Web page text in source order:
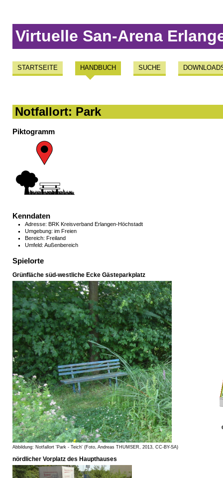
Virtuelle San-Arena
STARTSEITE HANDBUCH SUCHE
Notfallort: Park
Piktogramm
Kenndaten
Adresse: BRK Kreisverband Erlangen-Höchstadt
Umgebung: im Freien
Bereich: Freiland
Umfeld: Außenbereich
Spielorte
Grünfläche süd-westliche Ecke Gästeparkplatz
Abbildung: Notfallort 'Park - Teich' (Foto, Andreas THUMSER, 2013, CC-BY-SA)
nördlicher Vorplatz des Haupthauses